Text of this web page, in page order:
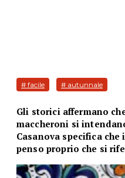
# facile # autunnale
Gli storici affermano
maccheroni si
Casanova specifica
penso proprio che si